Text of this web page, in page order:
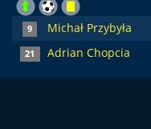
9 Michał Przybyła
21 Adrian Chopcia